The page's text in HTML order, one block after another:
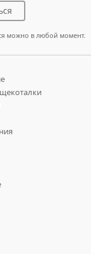
можно в любой момент.